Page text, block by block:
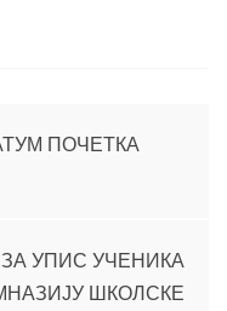
ПОЧЕТКА
УПИС УЧЕНИКА
ШКОЛСКЕ